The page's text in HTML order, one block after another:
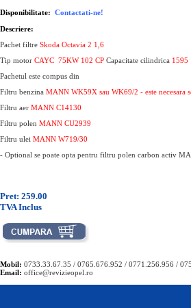
Disponibilitate: Contactati-ne!
Descriere:
Pachet filtre Skoda Octavia 2 1,6
Tip motor CAYC 75KW 102 CP Capacitate cilindrica 1595
Pachetul este compus din
Filtru benzina MANN WK59X sau WK69/2 - este necesara
Filtru aer MANN C14130
Filtru polen MANN CU2939
Filtru ulei MANN W719/30
- Optional se poate opta pentru filtru polen carbon activ
Pret: 259.00
TVA Inclus
Mobil: 0733.33.67.35 / 0765.676.952 / 0771.256.956 /
Email: office@revizieopel.ro